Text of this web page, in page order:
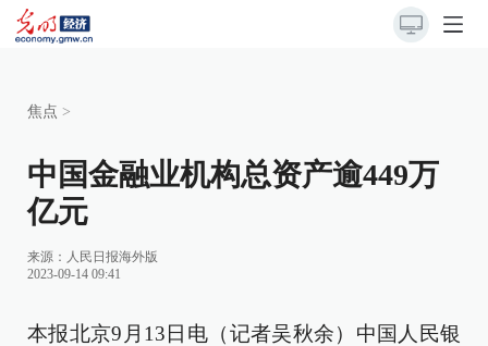
焦点 >
中国金融业机构总资产逾449万
亿元
来源： 人民日报海外版
2023-09-14 09:41
本报北京9月13日电（记者吴秋余）中国人民银